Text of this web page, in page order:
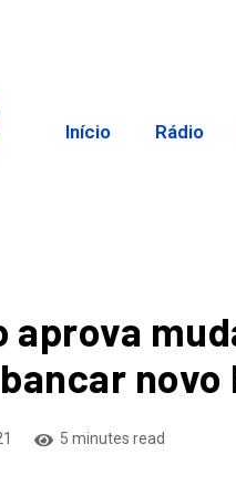
Início Rádio
aprova
novo
5 minutes read